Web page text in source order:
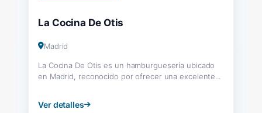
La Cocina De Otis
Madrid
La Cocina De Otis es un hamburguesería ubicado
en Madrid, reconocido por ofrecer una excelente...
Ver detalles